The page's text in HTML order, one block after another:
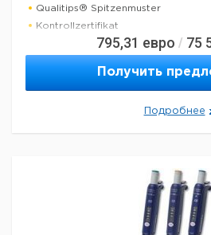
Qualitips® Spitzenmuster
Kontrollzertifikat
Betriebsanweisung
Технические данные:
Минимальный объем: 5 мкл
50 мкл
795,31 евро / 75
Получить
Подробнее